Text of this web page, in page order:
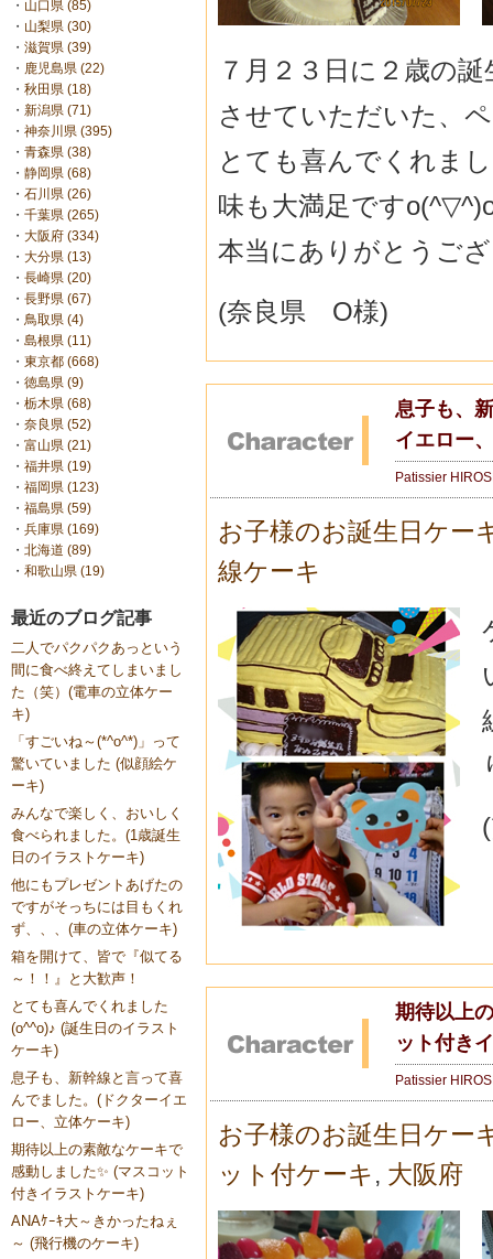
・ 山口県 (85)
・ 山梨県 (30)
・ 滋賀県 (39)
・ 鹿児島県 (22)
・ 秋田県 (18)
・ 新潟県 (71)
・ 神奈川県 (395)
・ 青森県 (38)
・ 静岡県 (68)
・ 石川県 (26)
・ 千葉県 (265)
・ 大阪府 (334)
・ 大分県 (13)
・ 長崎県 (20)
・ 長野県 (67)
・ 鳥取県 (4)
・ 島根県 (11)
・ 東京都 (668)
・ 徳島県 (9)
・ 栃木県 (68)
・ 奈良県 (52)
・ 富山県 (21)
・ 福井県 (19)
・ 福岡県 (123)
・ 福島県 (59)
・ 兵庫県 (169)
・ 北海道 (89)
・ 和歌山県 (19)
最近のブログ記事
二人でパクパクあっという
間に食べ終えてしまいまし
た（笑）(電車の立体ケー
キ)
「すごいね～(*^o^*)」って
驚いていました (似顔絵ケ
ーキ)
みんなで楽しく、おいしく
食べられました。(1歳誕生
日のイラストケーキ)
他にもプレゼントあげたの
ですがそっちには目もくれ
ず、、、(車の立体ケーキ)
箱を開けて、皆で『似てる
～！！』と大歓声！
とても喜んでくれました
(o^^o)♪ (誕生日のイラスト
ケーキ)
息子も、新幹線と言って喜
んでました。(ドクターイエ
ロー、立体ケーキ)
期待以上の素敵なケーキで
感動しました✨ (マスコット
付きイラストケーキ)
ANAｹｰｷ大～きかったねぇ
～ (飛行機のケーキ)
７月２３日に２歳の
させていただいた、
とても喜んでくれま
味も大満足です
本当にありがとうご
(奈良県 O様)
息子も、
イエロー
Patissier
お子様のお誕生日ケー
線ケーキ
期待以上
ット付き
Patissier
お子様のお誕生日ケー
ット付ケーキ , 大阪府